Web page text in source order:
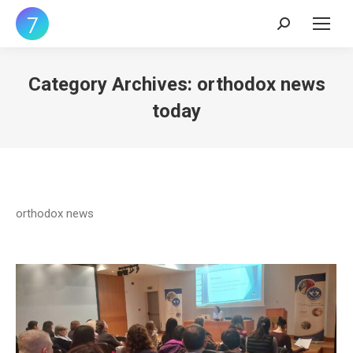
Search:
Category Archives: orthodox news
today
orthodox news